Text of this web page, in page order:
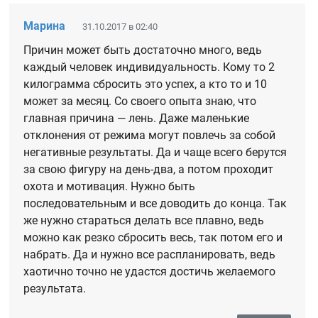
Марина 31.10.2017 в 02:40
Причин может быть достаточно много, ведь
каждый человек индивидуальность. Кому то 2
килограмма сбросить это успех, а кто то и 10
может за месяц. Со своего опыта знаю, что
главная причина — лень. Даже маленькие
отклонения от режима могут повлечь за собой
негативные результаты. Да и чаще всего берутся
за свою фигуру на день-два, а потом проходит
охота и мотивация. Нужно быть
последовательным и все доводить до конца. Так
же нужно стараться делать все плавно, ведь
можно как резко сбросить весь, так потом его и
набрать. Да и нужно все распланировать, ведь
хаотично точно не удастся достичь желаемого
результата.